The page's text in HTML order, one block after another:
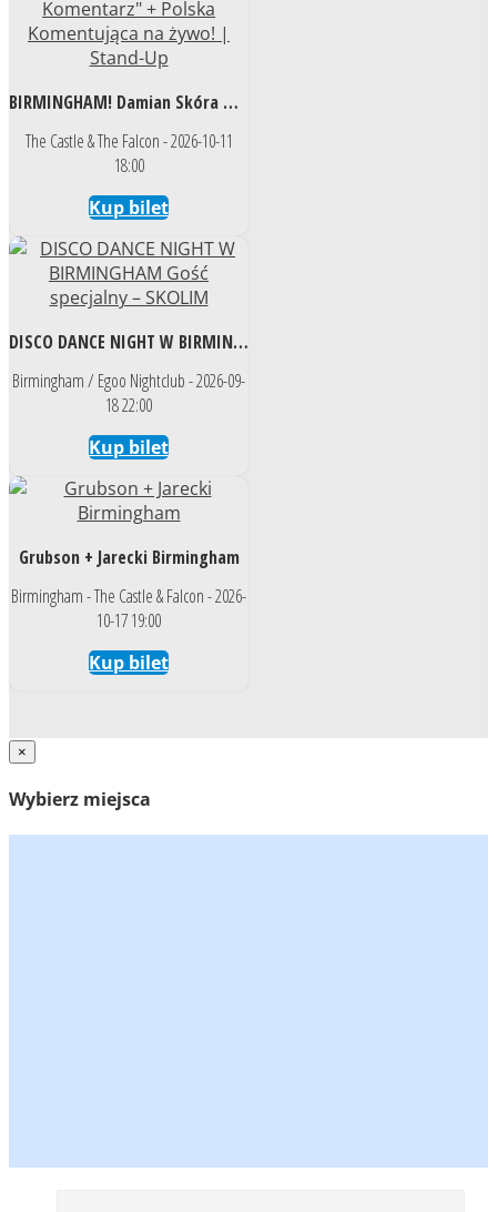
BIRMINGHAM! Damian Skóra w programie "Pan Komentarz" + Polska Komentująca na żywo! | Stand-Up
The Castle & The Falcon - 2026-10-11
18:00
Kup bilet
DISCO DANCE NIGHT W BIRMINGHAM Gość specjalny – SKOLIM
Birmingham / Egoo Nightclub - 2026-09-
18 22:00
Kup bilet
Grubson + Jarecki Birmingham
Birmingham - The Castle & Falcon - 2026-
10-17 19:00
Kup bilet
×
Wybierz miejsca